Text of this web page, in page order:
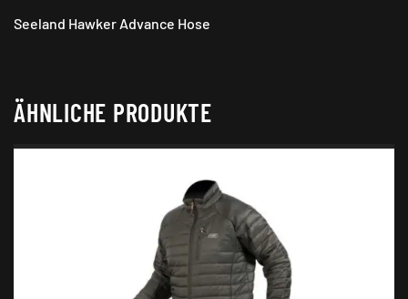
Seeland Hawker Advance Hose
ÄHNLICHE PRODUKTE